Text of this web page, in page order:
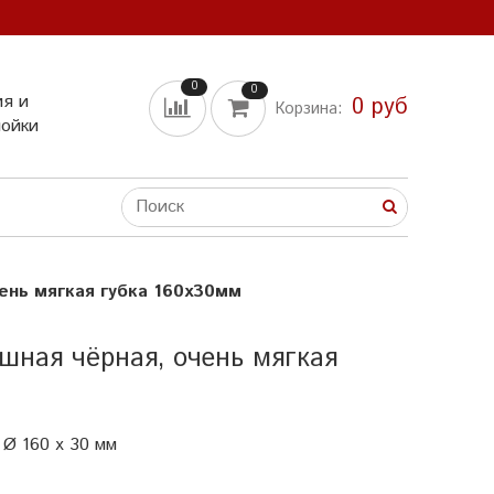
и
0 0
Корзина: 0 руб
мягкая губка 160х30мм
чёрная, очень мягкая
Ø 160 x 30 мм